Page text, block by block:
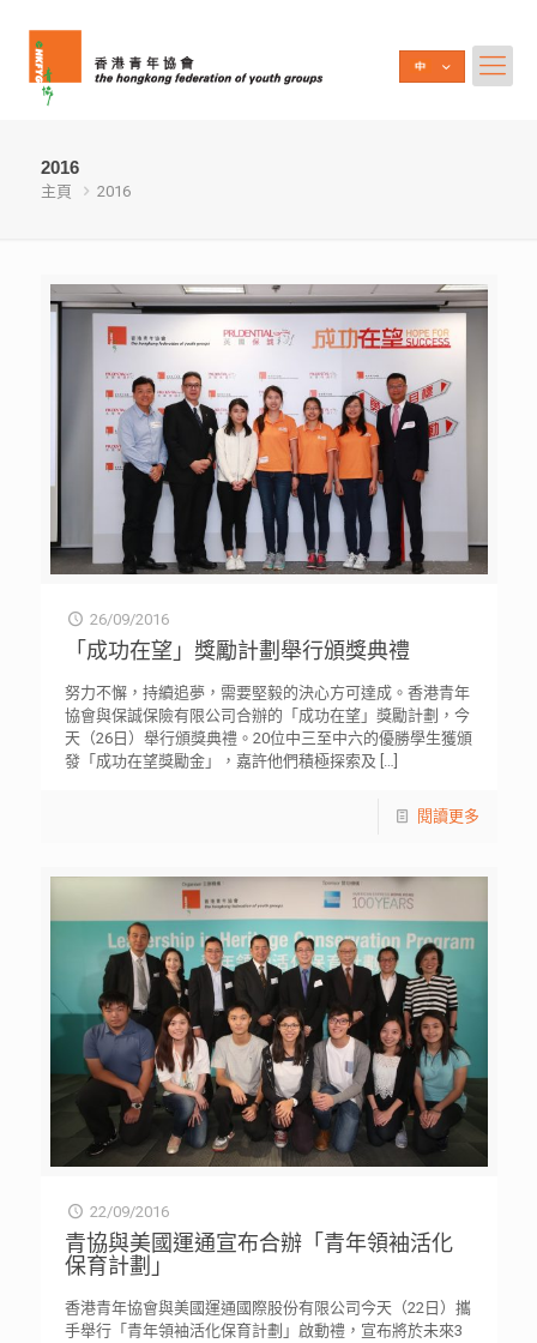
2016
主頁 2016
26/09/2016
「成功在望」獎勵計劃舉行頒獎典禮
努力不懈，持續追夢，需要堅毅的決心方可達成。香港青年
協會與保誠保險有限公司合辦的「成功在望」獎勵計劃，今
天（26日）舉行頒獎典禮。20位中三至中六的優勝學生獲頒
發「成功在望獎勵金」，嘉許他們積極探索及 […]
閱讀更多
22/09/2016
青協與美國運通宣布合辦「青年領袖活化
保育計劃」
香港青年協會與美國運通國際股份有限公司今天（22日）攜
手舉行「青年領袖活化保育計劃」啟動禮，宣布將於未來3